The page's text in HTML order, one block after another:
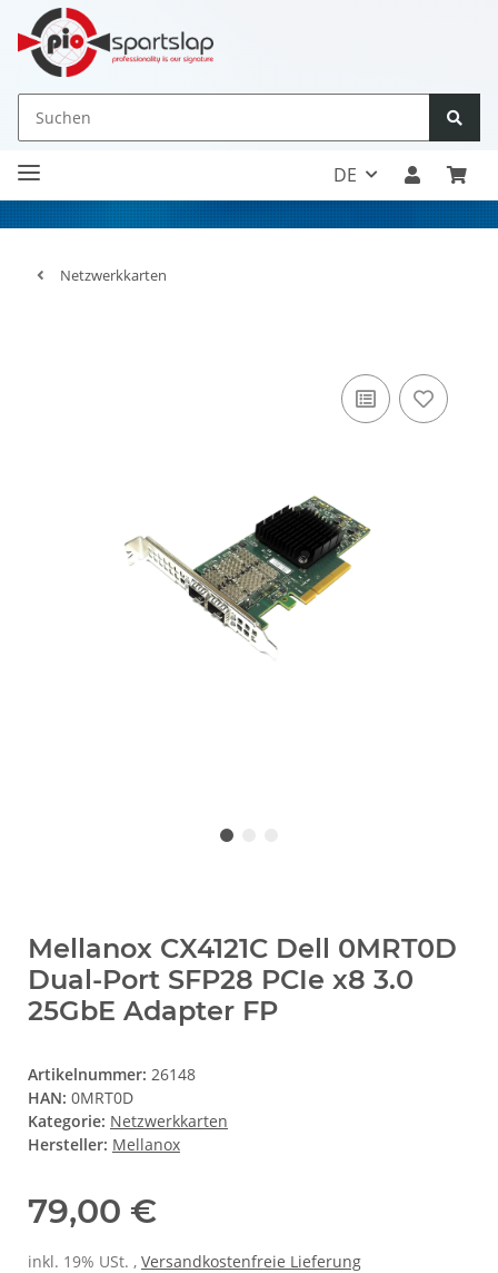
DE
Netzwerkkarten
Mellanox CX4121C Dell 0MRT0D
Dual-Port SFP28 PCIe x8 3.0
25GbE Adapter FP
Artikelnummer: 26148
HAN: 0MRT0D
Kategorie: Netzwerkkarten
Hersteller: Mellanox
79,00 €
inkl. 19% USt. , Versandkostenfreie Lieferung